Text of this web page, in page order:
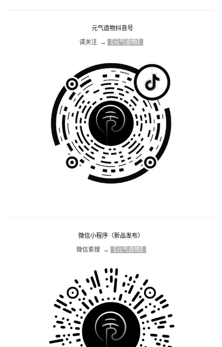
元气造物抖音号
请关注  → 【元气造物】
微信小程序（新品发布）
微信索搜  → 【元气造物】